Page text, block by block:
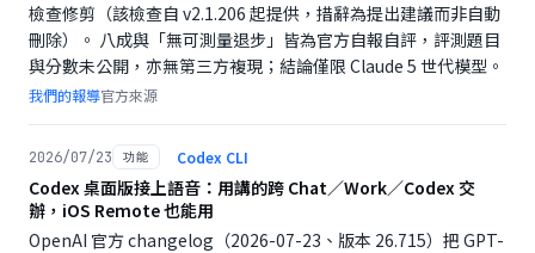
檢查修剪（該檢查自 v2.1.206 起提供，措辭為提出建議而非自動
刪除）。 八成與「無可測量退步」皆為官方自報自評，評測題目
與分數未公開，亦無第三方複現；結論僅限 Claude 5 世代模型。
我們的報導官方來源
2026/07/23 功能 Codex CLI
Codex 桌面版接上語音：用講的跨 Chat／Work／Codex 交
辦，iOS Remote 也能用
OpenAI 官方 changelog（2026-07-23、版本 26.715）把 GPT-